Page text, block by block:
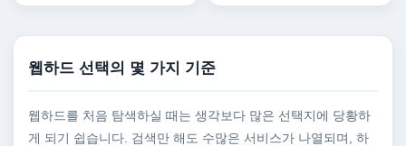
웹하드 선택의 몇 가지 기준
웹하드를 처음 탐색하실 때는 생각보다 많은 선택지에 당황하
게 되기 쉽습니다. 검색만 해도 수많은 서비스가 나열되며, 하